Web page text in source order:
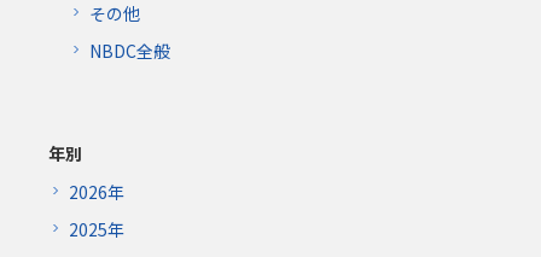
その他
NBDC全般
年別
2026年
2025年